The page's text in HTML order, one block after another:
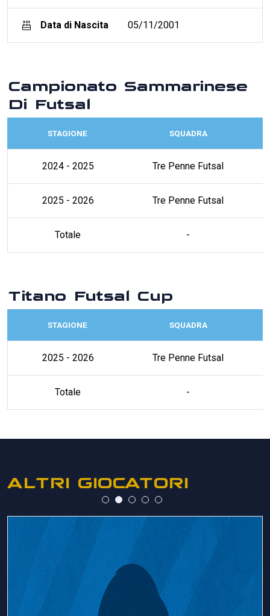
Data di Nascita 05/11/2001
Campionato Sammarinese
Di Futsal
STAGIONE SQUADRA
2024 - 2025 Tre Penne Futsal
2025 - 2026 Tre Penne Futsal
Totale -
Titano Futsal Cup
STAGIONE SQUADRA
2025 - 2026 Tre Penne Futsal
Totale -
ALTRI GIOCATORI